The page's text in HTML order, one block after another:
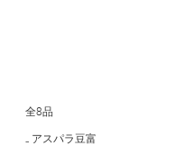
全8品
₋ アスパラ豆富